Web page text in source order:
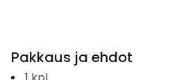
Pakkaus ja ehdot